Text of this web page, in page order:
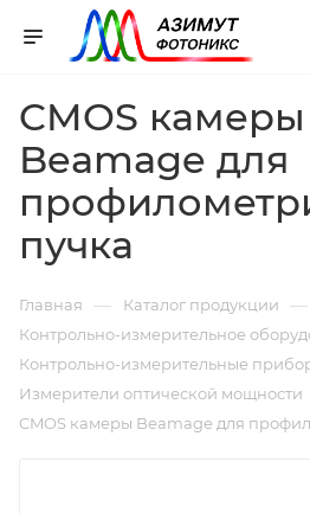
CMOS камеры
Beamage для
пучка
Главная — Каталог продукции —
Контрольно-измерительное
Контрольно-измерительные
Измерители оптической мощности
CMOS камеры Beamage для